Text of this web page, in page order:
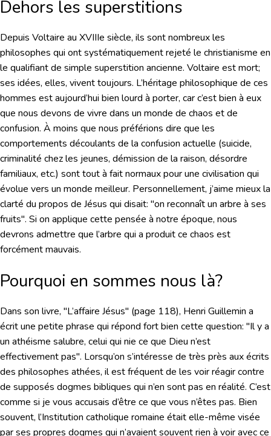
Dehors les superstitions
Depuis Voltaire au XVIIIe siècle, ils sont nombreux les
philosophes qui ont systématiquement rejeté le christianisme en
le qualifiant de simple superstition ancienne. Voltaire est mort;
ses idées, elles, vivent toujours. L’héritage philosophique de ces
hommes est aujourd’hui bien lourd à porter, car c’est bien à eux
que nous devons de vivre dans un monde de chaos et de
confusion. À moins que nous préférions dire que les
comportements découlants de la confusion actuelle (suicide,
criminalité chez les jeunes, démission de la raison, désordre
familiaux, etc.) sont tout à fait normaux pour une civilisation qui
évolue vers un monde meilleur. Personnellement, j’aime mieux la
clarté du propos de Jésus qui disait: "on reconnaît un arbre à ses
fruits". Si on applique cette pensée à notre époque, nous
devrons admettre que l’arbre qui a produit ce chaos est
forcément mauvais.
Pourquoi en sommes nous là?
Dans son livre, "L’affaire Jésus" (page 118), Henri Guillemin a
écrit une petite phrase qui répond fort bien cette question: "Il y a
un athéisme salubre, celui qui nie ce que Dieu n’est
effectivement pas". Lorsqu’on s’intéresse de très près aux écrits
des philosophes athées, il est fréquent de les voir réagir contre
de supposés dogmes bibliques qui n’en sont pas en réalité. C’est
comme si je vous accusais d’être ce que vous n’êtes pas. Bien
souvent, l’Institution catholique romaine était elle-même visée
par ses propres dogmes qui n’avaient souvent rien à voir avec ce